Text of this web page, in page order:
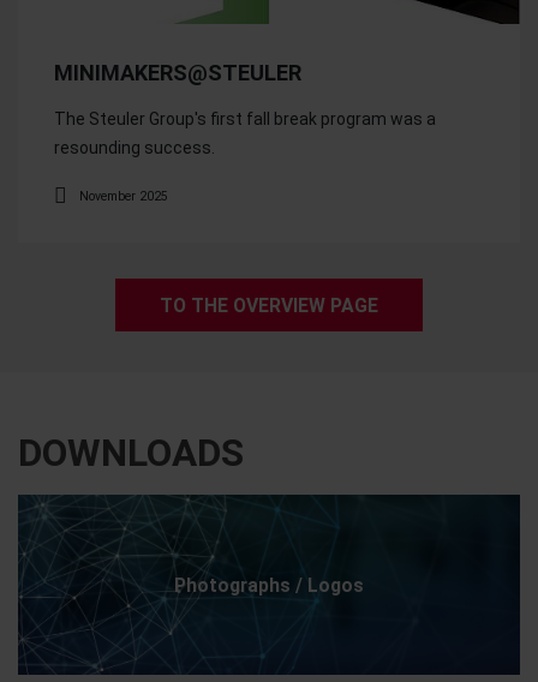
MINIMAKERS@STEULER
The Steuler Group's first fall break program was a
resounding success.
November 2025
TO THE OVERVIEW PAGE
DOWNLOADS
Photographs / Logos